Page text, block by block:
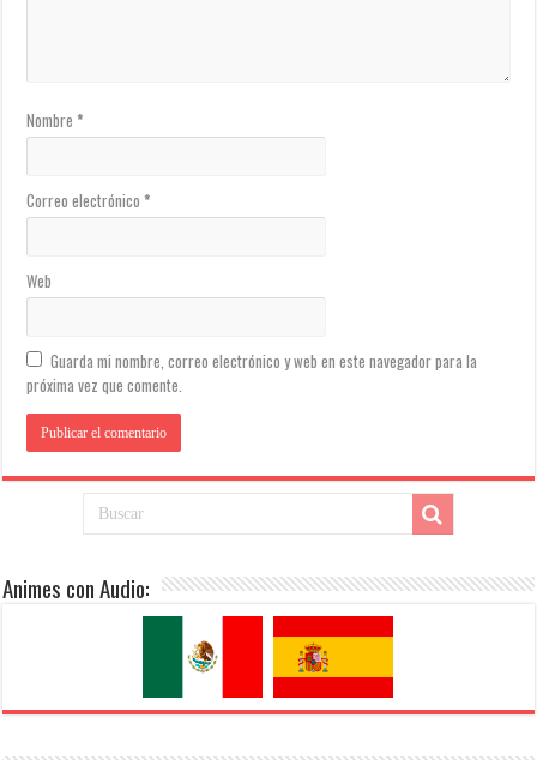
Nombre*
Correo electrónico*
Web
Guarda mi nombre, correo electrónico y web en este navegador para la
próxima vez que comente.
Animes con Audio: